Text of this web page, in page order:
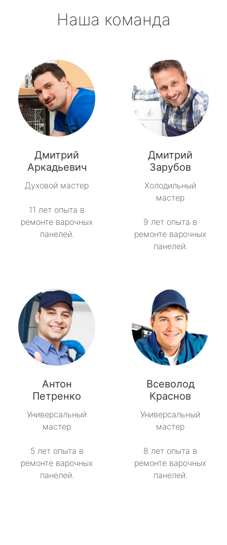
Наша команда
Дмитрий
Аркадьевич
Духовой мастер
11 лет опыта в
ремонте варочных
панелей.
Дмитрий
Зарубов
Холодильный
мастер
9 лет опыта в
ремонте варочных
панелей.
Антон
Петренко
Универсальный
мастер
5 лет опыта в
ремонте варочных
панелей.
Всеволод
Краснов
Универсальный
мастер
8 лет опыта в
ремонте варочных
панелей.